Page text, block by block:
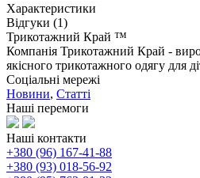
Характеристики
Відгуки (1)
Трикотажний Край ™
Компанія Трикотажний Край -
якісного трикотажного одягу для
Соціальні мережі
Новини, Статті
Наші перемоги
Наші контакти
+380 (96) 167-41-88
+380 (93) 018-56-92